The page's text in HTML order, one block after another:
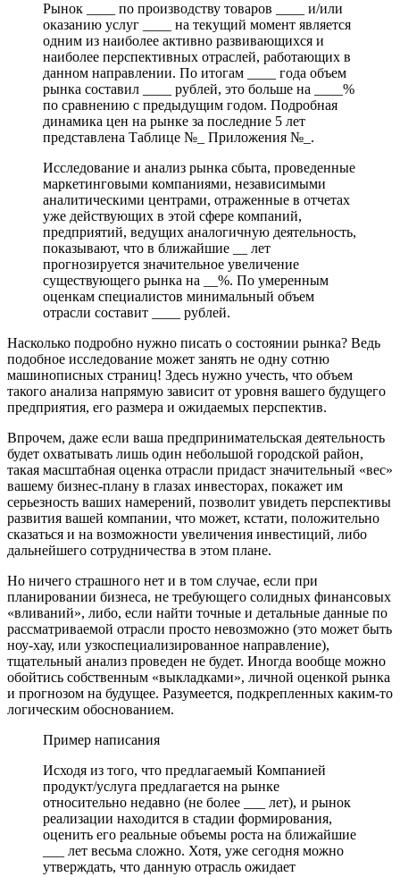
Рынок ____ по производству товаров ____ и/или
оказанию услуг ____ на текущий момент является
одним из наиболее активно развивающихся и
наиболее перспективных отраслей, работающих в
данном направлении. По итогам ____ года объем
рынка составил ____ рублей, это больше на ____%
по сравнению с предыдущим годом. Подробная
динамика цен на рынке за последние 5 лет
представлена Таблице №_ Приложения №_.
Исследование и анализ рынка сбыта, проведенные
маркетинговыми компаниями, независимыми
аналитическими центрами, отраженные в отчетах
уже действующих в этой сфере компаний,
предприятий, ведущих аналогичную деятельность,
показывают, что в ближайшие __ лет
прогнозируется значительное увеличение
существующего рынка на __%. По умеренным
оценкам специалистов минимальный объем
отрасли составит ____ рублей.
Насколько подробно нужно писать о состоянии рынка? Ведь
подобное исследование может занять не одну сотню
машинописных страниц! Здесь нужно учесть, что объем
такого анализа напрямую зависит от уровня вашего будущего
предприятия, его размера и ожидаемых перспектив.
Впрочем, даже если ваша предпринимательская деятельность
будет охватывать лишь один небольшой городской район,
такая масштабная оценка отрасли придаст значительный «вес»
вашему бизнес-плану в глазах инвесторах, покажет им
серьезность ваших намерений, позволит увидеть перспективы
развития вашей компании, что может, кстати, положительно
сказаться и на возможности увеличения инвестиций, либо
дальнейшего сотрудничества в этом плане.
Но ничего страшного нет и в том случае, если при
планировании бизнеса, не требующего солидных финансовых
«вливаний», либо, если найти точные и детальные данные по
рассматриваемой отрасли просто невозможно (это может быть
ноу-хау, или узкоспециализированное направление),
тщательный анализ проведен не будет. Иногда вообще можно
обойтись собственным «выкладками», личной оценкой рынка
и прогнозом на будущее. Разумеется, подкрепленных каким-то
логическим обоснованием.
Пример написания
Исходя из того, что предлагаемый Компанией
продукт/услуга предлагается на рынке
относительно недавно (не более ___ лет), и рынок
реализации находится в стадии формирования,
оценить его реальные объемы роста на ближайшие
___ лет весьма сложно. Хотя, уже сегодня можно
утверждать, что данную отрасль ожидает